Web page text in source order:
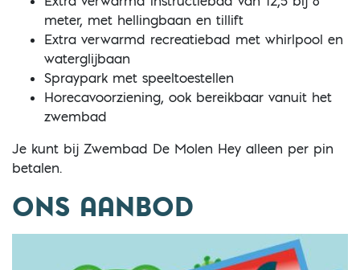
meter, met hellingbaan en tillift
Extra verwarmd recreatiebad met whirlpool en
waterglijbaan
Spraypark met speeltoestellen
Horecavoorziening, ook bereikbaar vanuit het
zwembad
Je kunt bij Zwembad De Molen Hey alleen per pin
betalen.
ONS AANBOD